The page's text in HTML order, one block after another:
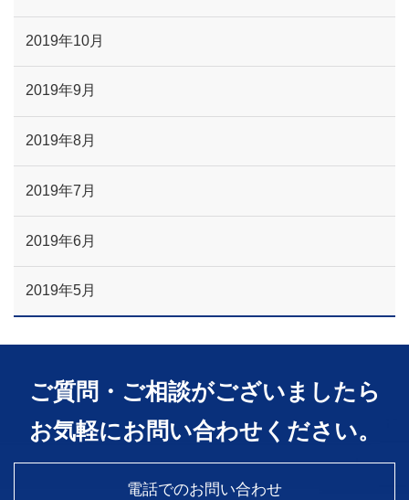
2019年10月
2019年9月
2019年8月
2019年7月
2019年6月
2019年5月
ご質問・ご相談がございましたら
お気軽にお問い合わせください。
電話でのお問い合わせ